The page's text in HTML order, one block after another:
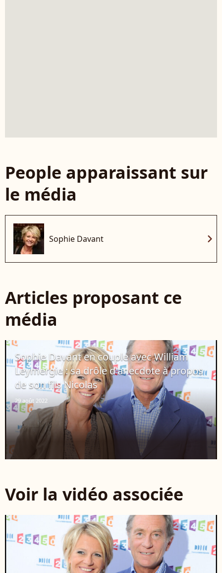
People apparaissant sur
le média
Sophie Davant chevron_right
Articles proposant ce
média
Sophie Davant en couple avec William
Leymergie : sa drôle d'anecdote à propos
de son fils Nicolas
29 août 2022
Voir la vidéo associée